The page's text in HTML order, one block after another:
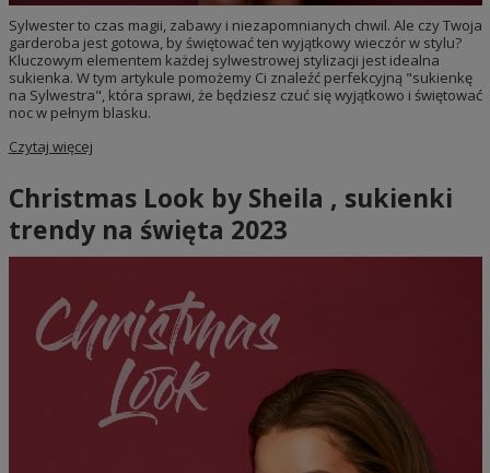
Sylwester to czas magii, zabawy i niezapomnianych chwil. Ale czy Twoja
garderoba jest gotowa, by świętować ten wyjątkowy wieczór w stylu?
Kluczowym elementem każdej sylwestrowej stylizacji jest idealna
sukienka. W tym artykule pomożemy Ci znaleźć perfekcyjną "sukienkę
na Sylwestra", która sprawi, że będziesz czuć się wyjątkowo i świętować
noc w pełnym blasku.
Czytaj więcej
Christmas Look by Sheila , sukienki
trendy na święta 2023